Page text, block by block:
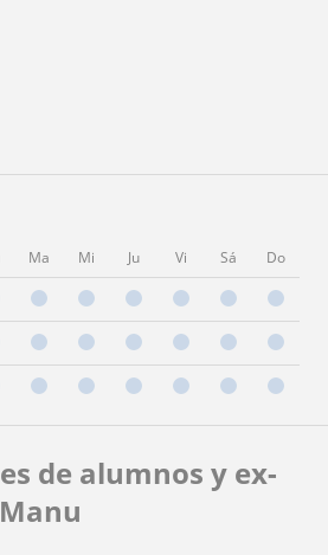
Ma Mi Ju Vi Sá Do
de alumnos y ex-